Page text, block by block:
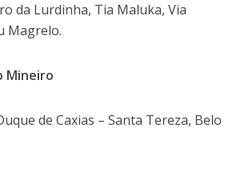
da Lurdinha, Tia Maluka, Via
Magrelo.
Mineiro
de Caxias – Santa Tereza, Belo